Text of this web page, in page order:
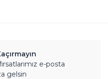
e-posta
gelsin